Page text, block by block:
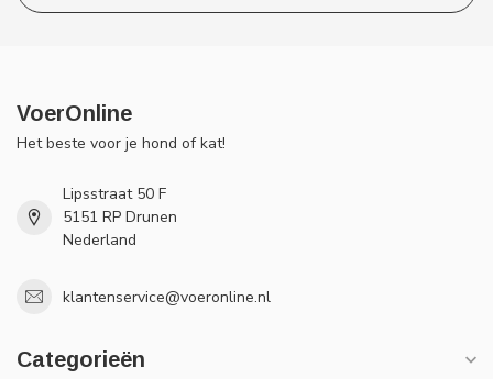
VoerOnline
Het beste voor je hond of kat!
Lipsstraat 50 F
5151 RP Drunen
Nederland
klantenservice@voeronline.nl
Categorieën